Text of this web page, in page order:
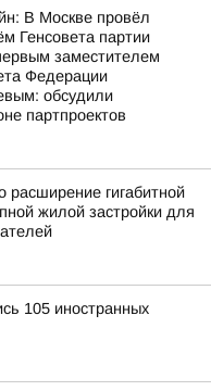
В Москве провёл
Генсовета партии
заместителем
Федерации
обсудили
партпроектов
расширение гигабитной
жилой застройки для
105 иностранных